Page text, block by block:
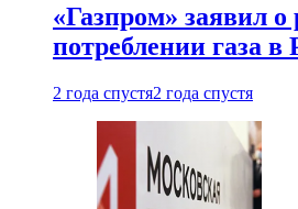
«Газпром» заявил
потреблении газа в
2 года спустя2 года спустя